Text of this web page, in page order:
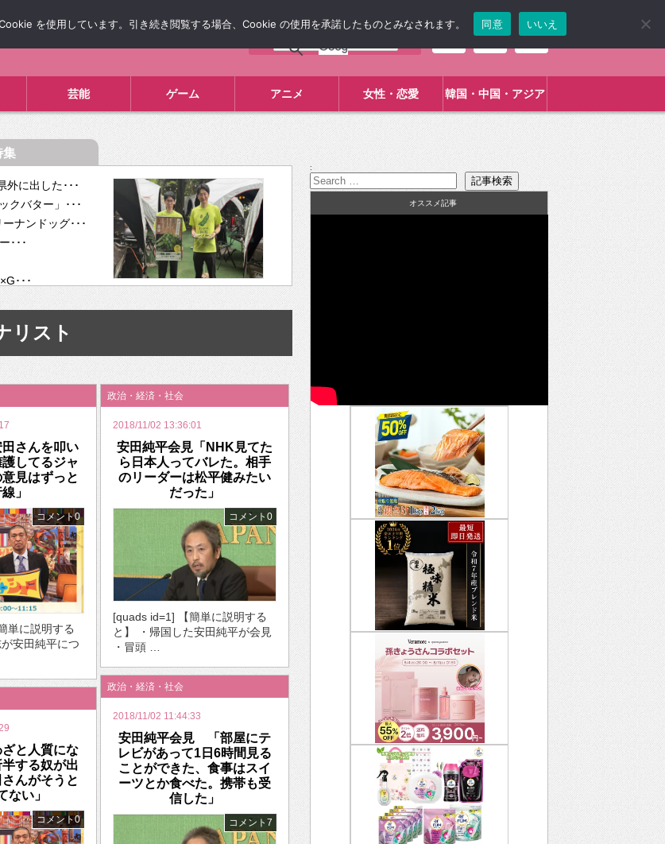
芸能 ゲーム アニメ 女性・恋愛 韓国・中国・アジア
集
外に出した･･･
クバター」･･･
ナンドッグ･･･
･･･
･･･
今話し･･･
」 TE･･･
リスト
さんを叩い
してるジャ
見はずっと
」
コメント0
単に説明する
安田純平につ
政治・経済・社会
2018/11/02 13:36:01
安田純平会見「NHK見てた
ら日本人ってバレた。相手
のリーダーは松平健みたい
だった」
コメント0
[quads id=1] 【簡単に説明する
と】 ・帰国した安田純平が会見
・冒頭 …
政治・経済・社会
2018/11/02 11:44:33
安田純平会見 「部屋にテ
レビがあって1日6時間見る
ことができた、食事はスイ
ーツとか食べた。携帯も受
信した」
コメント7
と人質にな
する奴が出
んがそうと
ない」
コメント0
:
オススメ記事
を使用しています。引き続き閲覧する場合、Cookie の使用を承諾したものとみなされます。 同意 いいえ